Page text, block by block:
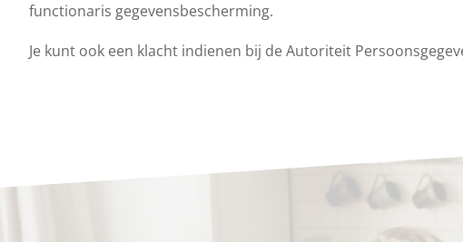
functionaris gegevensbescherming.
Je kunt ook een klacht indienen bij de Autoriteit